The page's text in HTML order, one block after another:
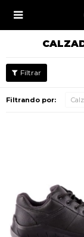

Filtrando por: